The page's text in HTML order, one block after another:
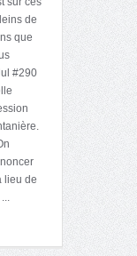
de
que
#290
lieu de